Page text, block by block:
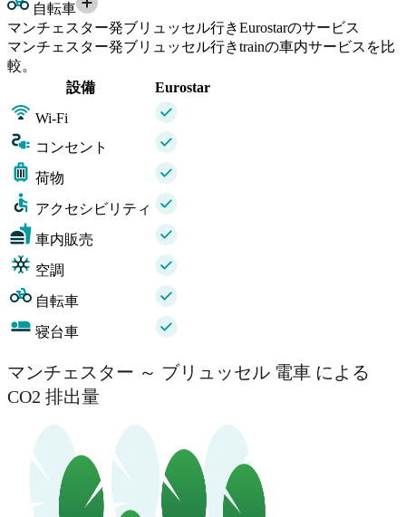
自転車
マンチェスター発ブリュッセル行きEurostarのサービス
マンチェスター発ブリュッセル行きtrainの車内サービスを比
較。
設備
Eurostar
Wi-Fi
コンセント
荷物
アクセシビリティ
車内販売
空調
自転車
寝台車
マンチェスター ～ ブリュッセル 電車 による
CO2 排出量